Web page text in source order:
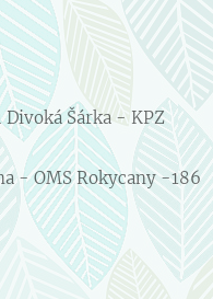
Šárka - KPZ
- OMS Rokycany -186